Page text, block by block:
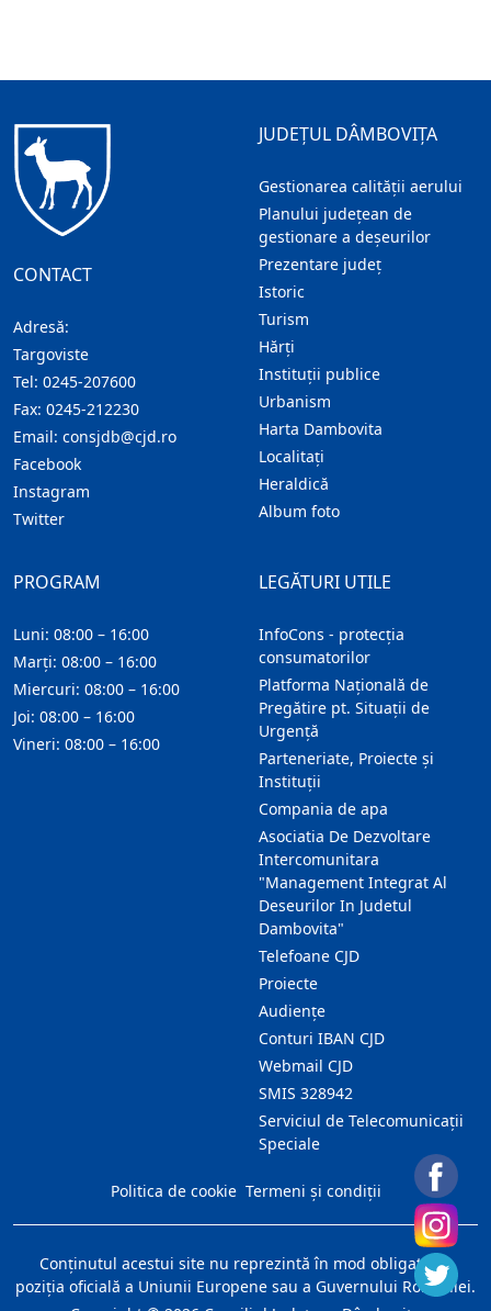
CONTACT
Adresă:
Targoviste
Tel: 0245-207600
Fax: 0245-212230
Email: consjdb@cjd.ro
Facebook
Instagram
Twitter
JUDEȚUL DÂMBOVIȚA
Gestionarea calității aerului
Planului județean de
gestionare a deșeurilor
Prezentare judeţ
Istoric
Turism
Hărţi
Instituţii publice
Urbanism
Harta Dambovita
Localitaţi
Heraldică
Album foto
LEGĂTURI UTILE
InfoCons - protecția
consumatorilor
Platforma Națională de
Pregătire pt. Situații de
Urgență
Parteneriate, Proiecte și
Instituții
Compania de apa
Asociatia De Dezvoltare
Intercomunitara
"Management Integrat Al
Deseurilor In Judetul
Dambovita"
Telefoane CJD
Proiecte
Audienţe
Conturi IBAN CJD
Webmail CJD
SMIS 328942
Serviciul de Telecomunicații
Speciale
PROGRAM
Luni: 08:00 – 16:00
Marți: 08:00 – 16:00
Miercuri: 08:00 – 16:00
Joi: 08:00 – 16:00
Vineri: 08:00 – 16:00
Politica de cookie Termeni și condiții
Conţinutul acestui site nu reprezintă în mod obligatoriu
poziţia oficială a Uniunii Europene sau a Guvernului României.